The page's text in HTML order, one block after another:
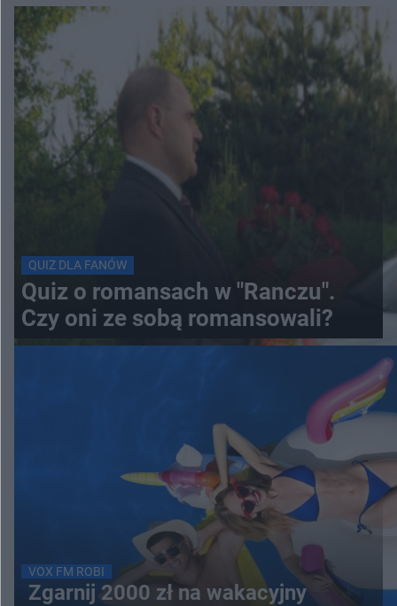
QUIZ DLA FANÓW
Quiz o romansach w "Ranczu".
Czy oni ze sobą romansowali?
VOX FM ROBI
Zgarnij 2000 zł na wakacyjny